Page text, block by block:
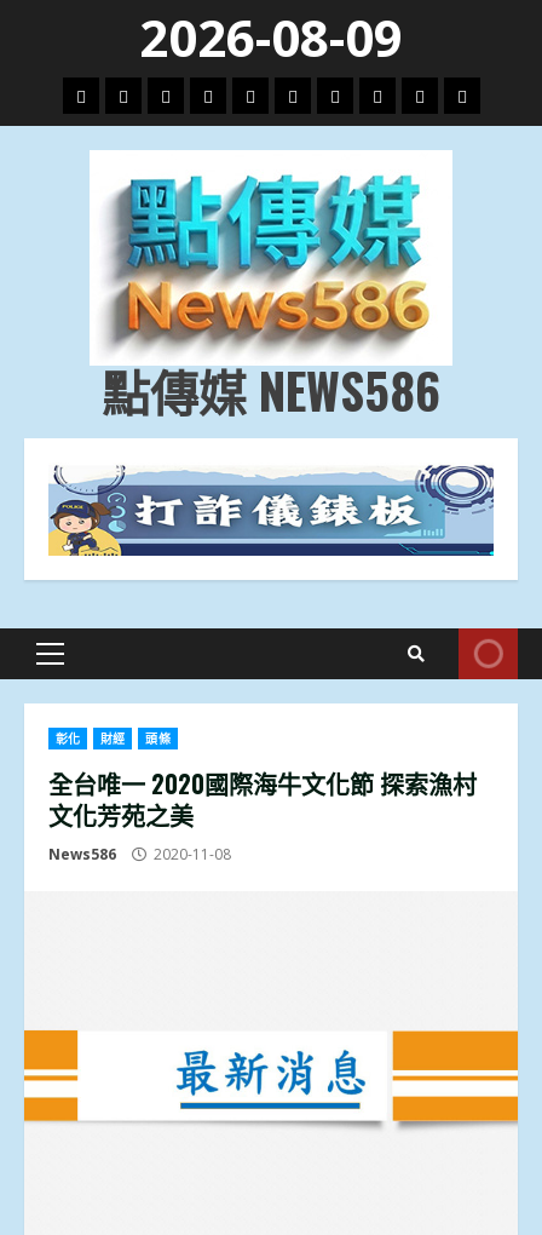
content
2026-08-09
頭
條
財
經
地
方.
會
文
教.
技
專
題
娛
樂
劇
政
治
國
際
運
動
生
活
點傳媒 NEWS586
Primary
彰化 財經 頭條
全台唯一 2020國際海牛文化節 探索漁村
文化芳苑之美
News586 2020-11-08